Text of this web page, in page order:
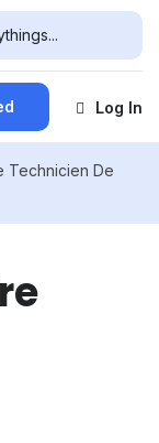
Log In
Technicien De